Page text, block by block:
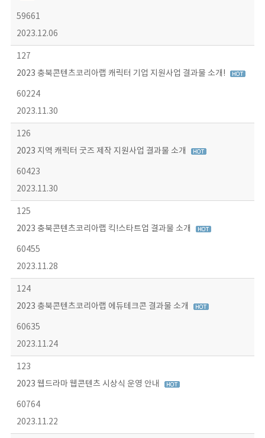
59661
2023.12.06
127
2023 충북콘텐츠코리아랩 캐릭터 기업 지원사업 결과물 소개!
60224
2023.11.30
126
2023 지역 캐릭터 굿즈 제작 지원사업 결과물 소개
60423
2023.11.30
125
2023 충북콘텐츠코리아랩 킥!스타트업 결과물 소개
60455
2023.11.28
124
2023 충북콘텐츠코리아랩 에듀테크콘 결과물 소개
60635
2023.11.24
123
2023 웹드라마 웹콘텐츠 시상식 운영 안내
60764
2023.11.22